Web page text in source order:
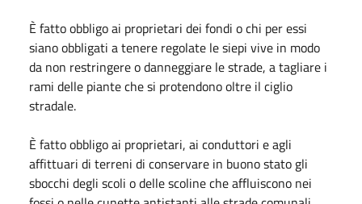
È fatto obbligo ai proprietari dei fondi o chi per essi
siano obbligati a tenere regolate le siepi vive in modo
da non restringere o danneggiare le strade, a tagliare i
rami delle piante che si protendono oltre il ciglio
stradale.
È fatto obbligo ai proprietari, ai conduttori e agli
affittuari di terreni di conservare in buono stato gli
sbocchi degli scoli o delle scoline che affluiscono nei